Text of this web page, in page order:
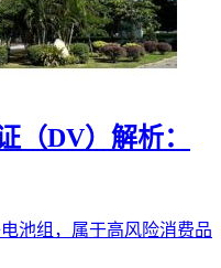
（DV）解析：
池组，属于高风险消费品